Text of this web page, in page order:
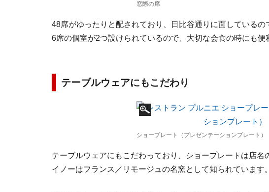
窓際の席
48席がゆったりと配されており、日比谷通りに面しているの
6席の個室が2つ設けられているので、大切な会食の時にも便
テーブルウェアにもこだわり
ショープレート（プレゼンテーションプレート）
テーブルウェアにもこだわっており、ショープレートは店
イノーはフランス／リモージュの名窯として知られています。